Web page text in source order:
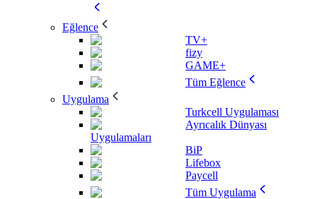
Eğlence
TV+
fizy
GAME+
Tüm Eğlence
Uygulama
Turkcell Uygulaması
Ayrıcalık Dünyası
Uygulamaları
BiP
Lifebox
Paycell
Tüm Uygulama